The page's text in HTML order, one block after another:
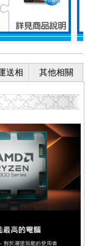
送相
其他相關